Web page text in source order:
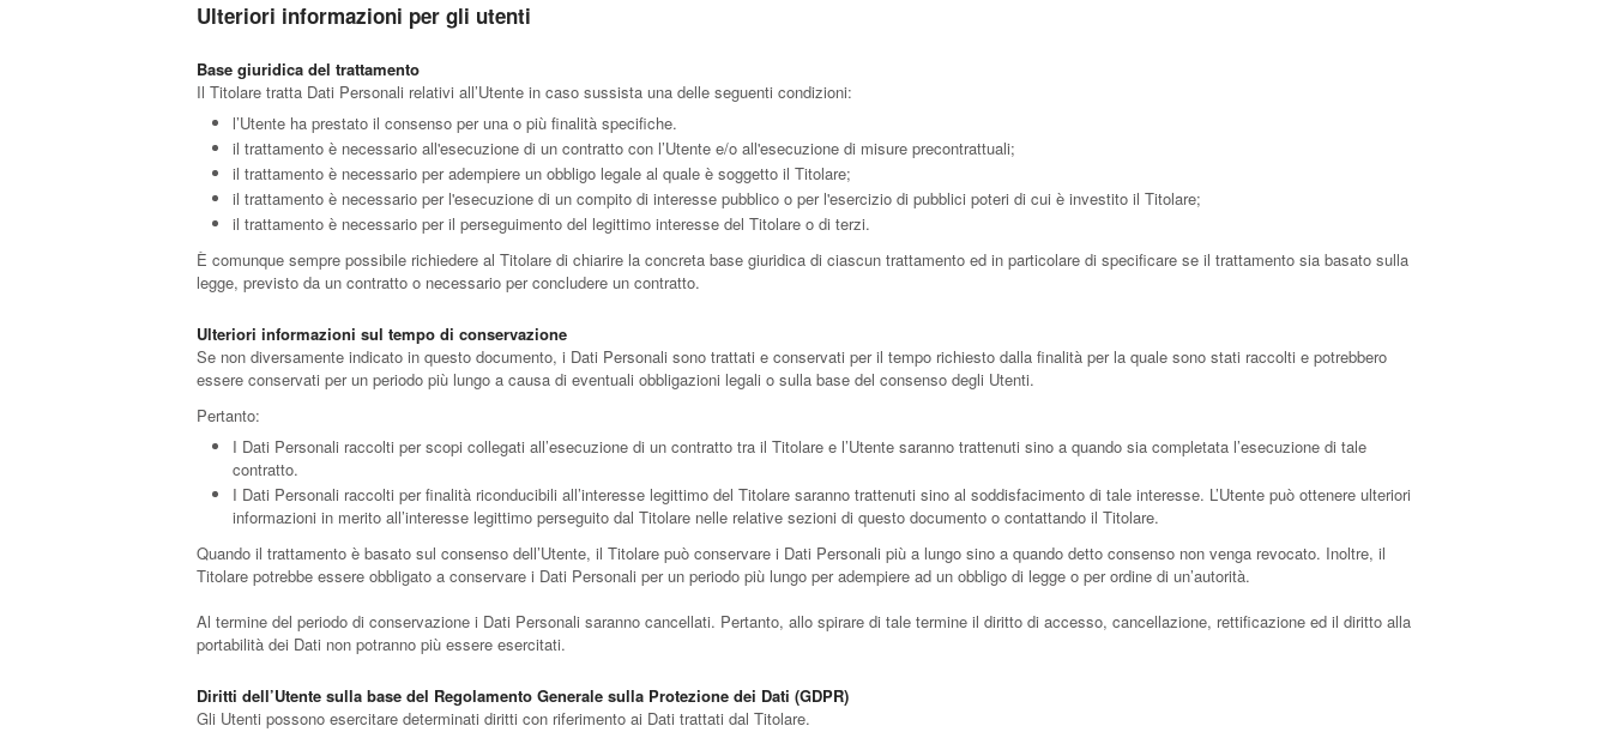
Ulteriori informazioni per gli utenti
Base giuridica del trattamento
Il Titolare tratta Dati Personali relativi all’Utente in caso sussista una delle seguenti condizioni:
l’Utente ha prestato il consenso per una o più finalità specifiche.
il trattamento è necessario all'esecuzione di un contratto con l’Utente e/o all'esecuzione di misure precontrattuali;
il trattamento è necessario per adempiere un obbligo legale al quale è soggetto il Titolare;
il trattamento è necessario per l'esecuzione di un compito di interesse pubblico o per l'esercizio di pubblici poteri di cui è investito il Titolare;
il trattamento è necessario per il perseguimento del legittimo interesse del Titolare o di terzi.
È comunque sempre possibile richiedere al Titolare di chiarire la concreta base giuridica di ciascun trattamento ed in particolare di specificare se il trattamento sia basato sulla
legge, previsto da un contratto o necessario per concludere un contratto.
Ulteriori informazioni sul tempo di conservazione
Se non diversamente indicato in questo documento, i Dati Personali sono trattati e conservati per il tempo richiesto dalla finalità per la quale sono stati raccolti e potrebbero
essere conservati per un periodo più lungo a causa di eventuali obbligazioni legali o sulla base del consenso degli Utenti.
Pertanto:
I Dati Personali raccolti per scopi collegati all’esecuzione di un contratto tra il Titolare e l’Utente saranno trattenuti sino a quando sia completata l’esecuzione di tale
contratto.
I Dati Personali raccolti per finalità riconducibili all’interesse legittimo del Titolare saranno trattenuti sino al soddisfacimento di tale interesse. L’Utente può ottenere ulteriori
informazioni in merito all’interesse legittimo perseguito dal Titolare nelle relative sezioni di questo documento o contattando il Titolare.
Quando il trattamento è basato sul consenso dell’Utente, il Titolare può conservare i Dati Personali più a lungo sino a quando detto consenso non venga revocato. Inoltre, il
Titolare potrebbe essere obbligato a conservare i Dati Personali per un periodo più lungo per adempiere ad un obbligo di legge o per ordine di un’autorità.
Al termine del periodo di conservazione i Dati Personali saranno cancellati. Pertanto, allo spirare di tale termine il diritto di accesso, cancellazione, rettificazione ed il diritto alla
portabilità dei Dati non potranno più essere esercitati.
Diritti dell’Utente sulla base del Regolamento Generale sulla Protezione dei Dati (GDPR)
Gli Utenti possono esercitare determinati diritti con riferimento ai Dati trattati dal Titolare.